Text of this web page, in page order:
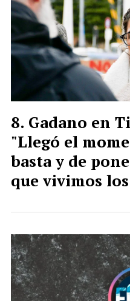
Gadano en
"Llegó el
basta y de
que vivimos